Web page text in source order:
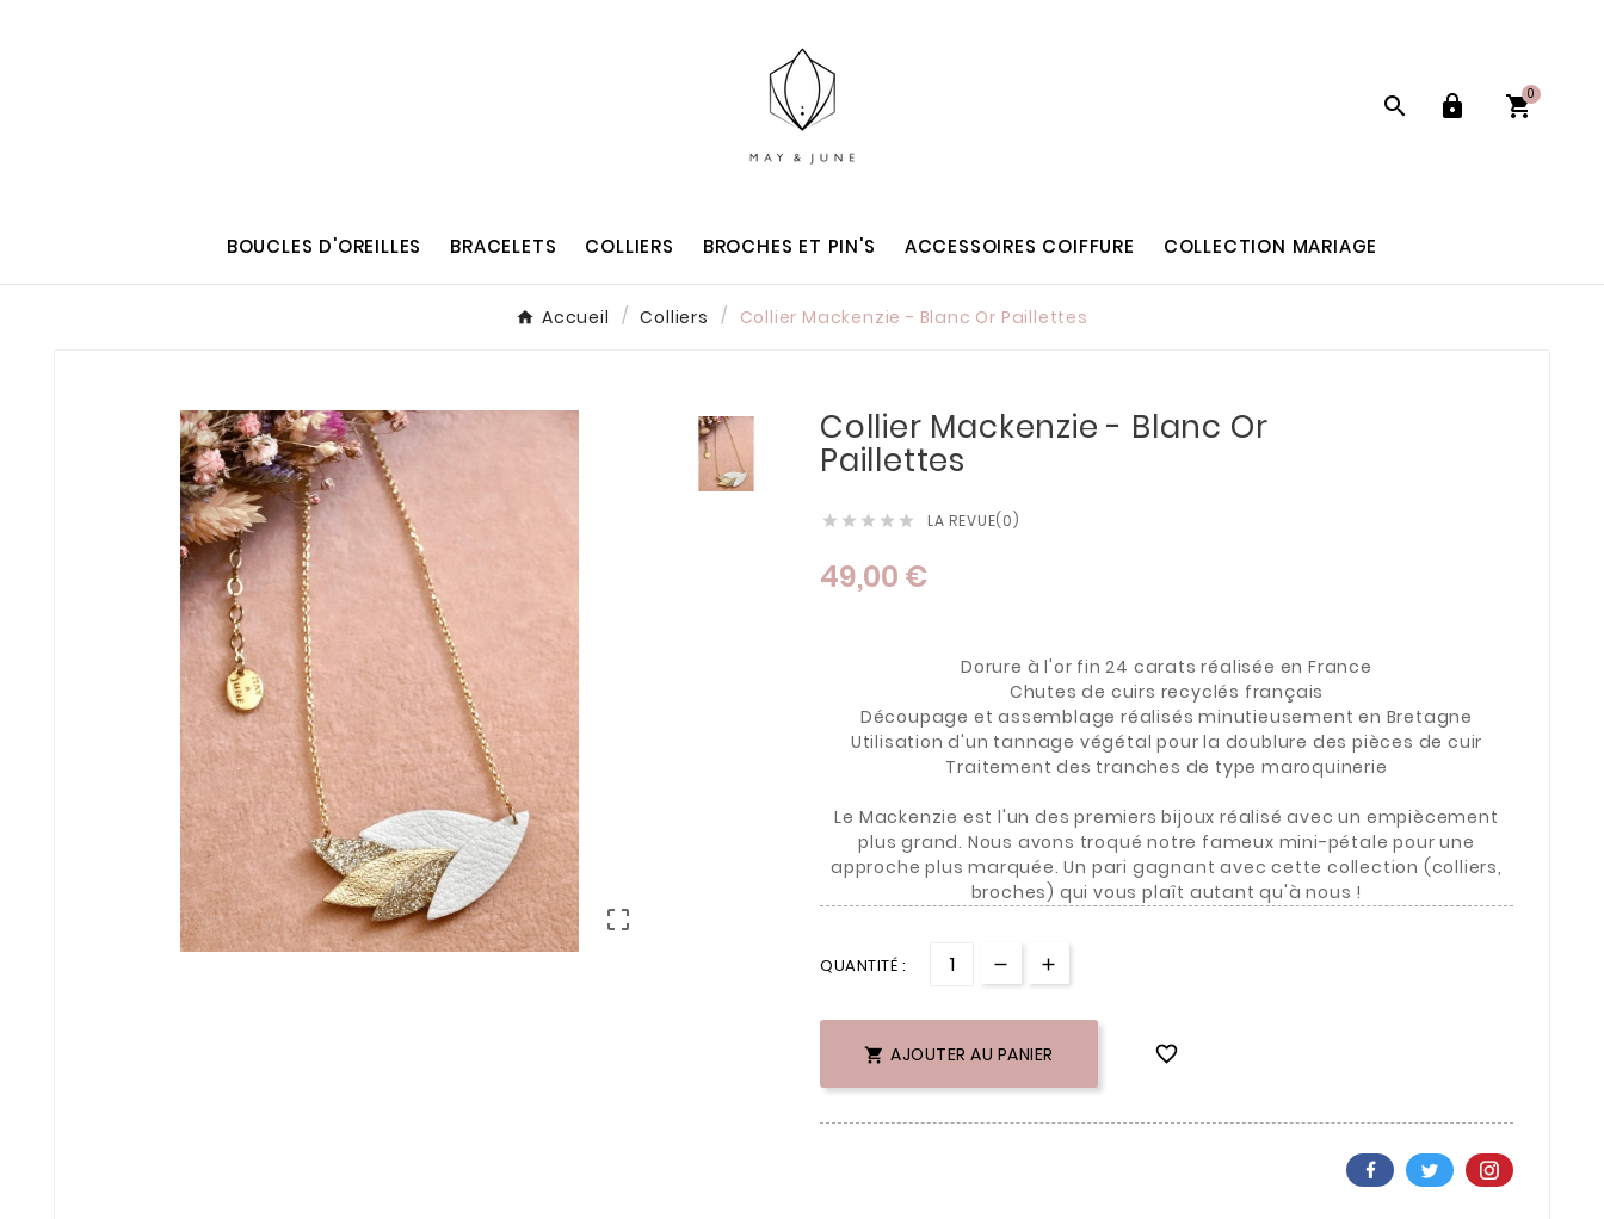
  
0
BOUCLES D'OREILLES BRACELETS COLLIERS BROCHES ET PIN'S ACCESSOIRES COIFFURE COLLECTION MARIAGE
Accueil Colliers Collier Mackenzie - Blanc Or Paillettes

Collier Mackenzie - Blanc Or
Paillettes
     LA REVUE(0)
49,00 €
Dorure à l'or fin 24 carats réalisée en France
Chutes de cuirs recyclés français
Découpage et assemblage réalisés minutieusement en Bretagne
Utilisation d'un tannage végétal pour la doublure des pièces de cuir
Traitement des tranches de type maroquinerie
Le Mackenzie est l'un des premiers bijoux réalisé avec un empiècement
plus grand. Nous avons troqué notre fameux mini-pétale pour une
approche plus marquée. Un pari gagnant avec cette collection (colliers,
broches) qui vous plaît autant qu'à nous !
QUANTITÉ :
 AJOUTER AU PANIER 